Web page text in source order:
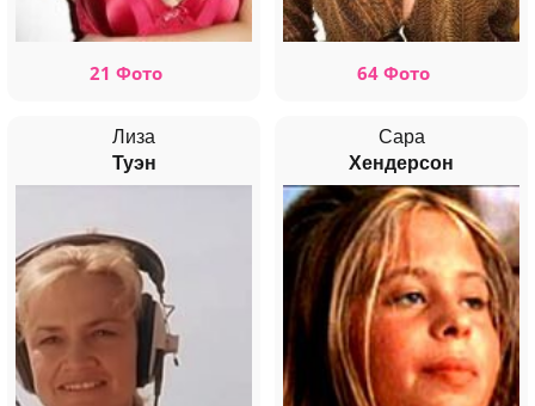
21 Фото 64 Фото
Лиза
Туэн
Сара
Хендерсон